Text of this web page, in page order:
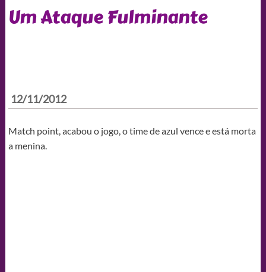
Um Ataque Fulminante
12/11/2012
Match point, acabou o jogo, o time de azul vence e está morta
a menina.